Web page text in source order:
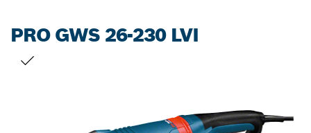
PRO GWS 26-230 LVI